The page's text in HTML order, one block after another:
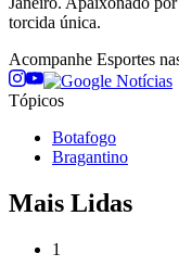
torcida única.
Acompanhe Esportes
Tópicos
Botafogo
Bragantino
Mais Lidas
1